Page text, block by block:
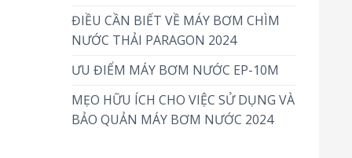
ĐIỀU CẦN BIẾT VỀ MÁY BƠM CHÌM
NƯỚC THẢI PARAGON 2024
ƯU ĐIỂM MÁY BƠM NƯỚC EP-10M
MẸO HỮU ÍCH CHO VIỆC SỬ DỤNG VÀ
BẢO QUẢN MÁY BƠM NƯỚC 2024